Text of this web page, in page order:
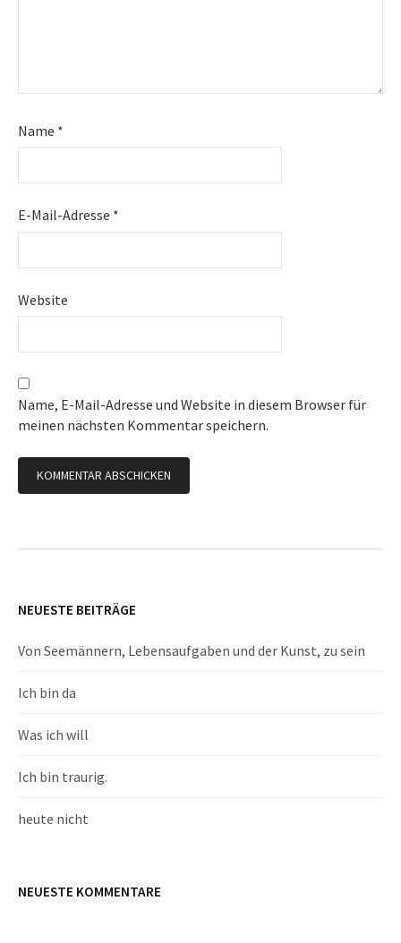
Name *
E-Mail-Adresse *
Website
Name, E-Mail-Adresse und Website in diesem Browser für
meinen nächsten Kommentar speichern.
NEUESTE BEITRÄGE
Von Seemännern, Lebensaufgaben und der Kunst, zu sein
Ich bin da
Was ich will
Ich bin traurig.
heute nicht
NEUESTE KOMMENTARE